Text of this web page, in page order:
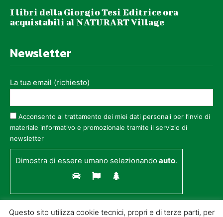
I libri della Giorgio Tesi Editrice ora
acquistabili al NATURART Village
Newsletter
La tua email (richiesto)
Acconsento al trattamento dei miei dati personali per l’invio di
materiale informativo e promozionale tramite il servizio di
newsletter
Dimostra di essere umano selezionandoauto.
Questo sito utilizza cookie tecnici, propri e di terze parti, per